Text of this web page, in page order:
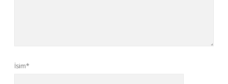
İsim*